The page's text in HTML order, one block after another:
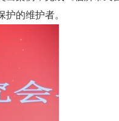
的维护者。